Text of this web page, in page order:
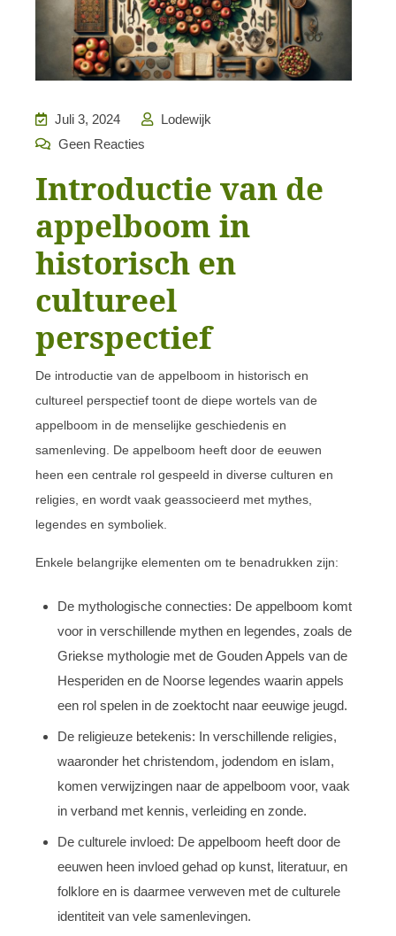
Juli 3, 2024
Lodewijk
Geen Reacties
Introductie van de
appelboom in
historisch en
cultureel
perspectief
De introductie van de appelboom in historisch en
cultureel perspectief toont de diepe wortels van de
appelboom in de menselijke geschiedenis en
samenleving. De appelboom heeft door de eeuwen
heen een centrale rol gespeeld in diverse culturen en
religies, en wordt vaak geassocieerd met mythes,
legendes en symboliek.
Enkele belangrijke elementen om te benadrukken zijn:
De mythologische connecties: De appelboom komt
voor in verschillende mythen en legendes, zoals de
Griekse mythologie met de Gouden Appels van de
Hesperiden en de Noorse legendes waarin appels
een rol spelen in de zoektocht naar eeuwige jeugd.
De religieuze betekenis: In verschillende religies,
waaronder het christendom, jodendom en islam,
komen verwijzingen naar de appelboom voor, vaak
in verband met kennis, verleiding en zonde.
De culturele invloed: De appelboom heeft door de
eeuwen heen invloed gehad op kunst, literatuur, en
folklore en is daarmee verweven met de culturele
identiteit van vele samenlevingen.